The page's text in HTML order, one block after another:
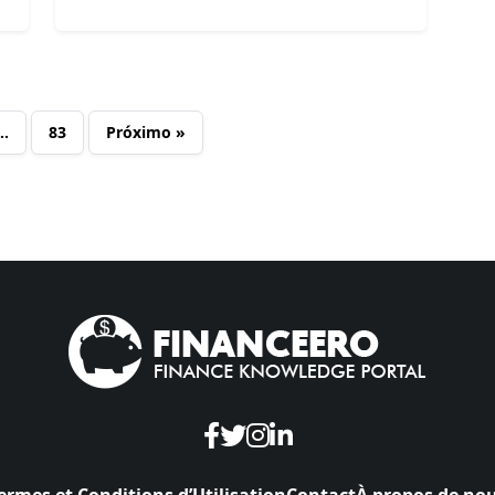
83 Próximo »